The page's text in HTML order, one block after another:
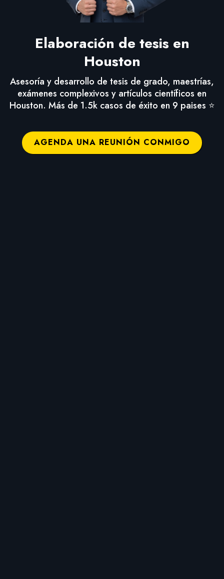
Elaboración de tesis en
Houston
Asesoría y desarrollo de tesis de grado, maestrías,
exámenes complexivos y artículos científicos en
Houston. Más de 1.5k casos de éxito en 9 paises ⭐
AGENDA UNA REUNIÓN CONMIGO